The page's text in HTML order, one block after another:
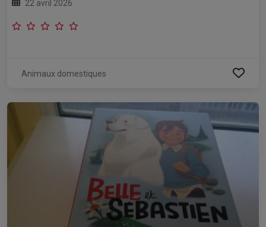
22 avril 2026
Animaux domestiques